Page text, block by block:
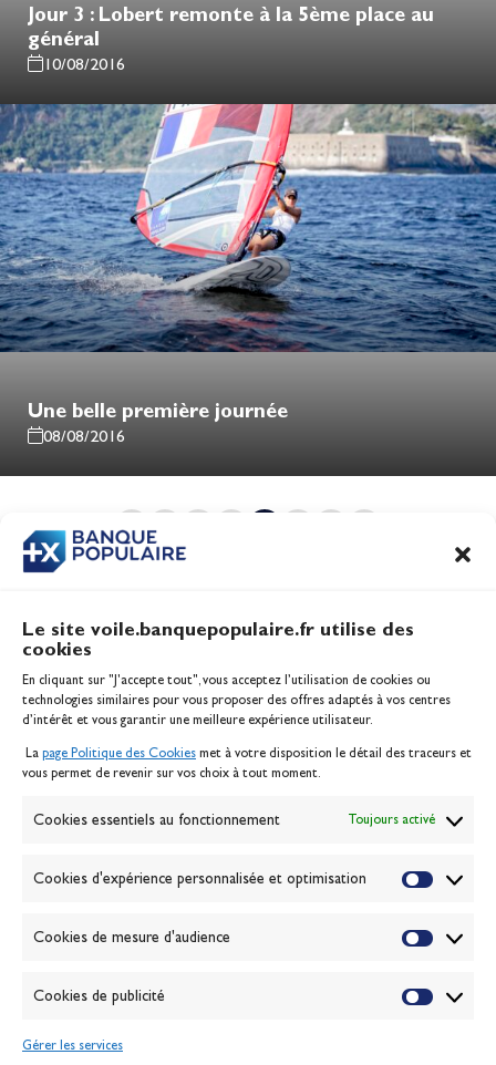
Le site voile.banquepopulaire.fr utilise des
cookies
En cliquant sur "J'accepte tout", vous acceptez l’utilisation de cookies ou
technologies similaires pour vous proposer des offres adaptés à vos centres
d’intérêt et vous garantir une meilleure expérience utilisateur.
La page Politique des Cookies met à votre disposition le détail des traceurs et
vous permet de revenir sur vos choix à tout moment.
Cookies essentiels au fonctionnement Toujours activé
Cookies d'expérience personnalisée et optimisation
Cookies de mesure d'audience
Cookies de publicité
Gérer les services
Jour 3 : Lobert remonte à la 5ème place au
général
10/08/2016
Une belle première journée
08/08/2016
1 …
Inscription serveur média
Contact
Politique des cookies
Banque de la voile
Passion Voile TV
ABONNEZ-VOUS